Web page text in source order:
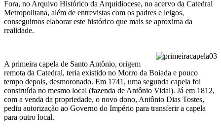
Fora, no Arquivo Histórico da Arquidiocese, no acervo da Catedral
Metropolitana, além de entrevistas com os padres e leigos,
conseguimos elaborar este histórico que mais se aproxima da
realidade.
A primeira capela de Santo Antônio, origem
remota da Catedral, teria existido no Morro da Boiada e pouco
tempo depois, desmoronado. Em 1741, uma segunda capela foi
construída no mesmo local (fazenda de Antônio Vidal). Já em 1812,
com a venda da propriedade, o novo dono, Antônio Dias Tostes,
pediu autorização ao Governo do Império para transferir a capela
para outro local.